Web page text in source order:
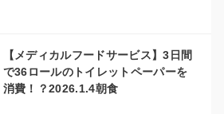
【メディカルフードサービス】3日間
で36ロールのトイレットペーパーを
消費！？2026.1.4朝食